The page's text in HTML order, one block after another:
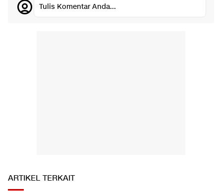
Tulis Komentar Anda...
ARTIKEL TERKAIT